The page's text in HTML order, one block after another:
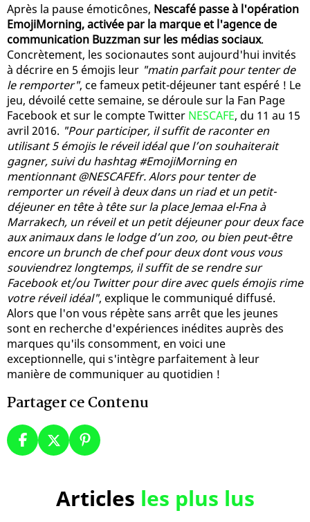
Après la pause émoticônes, Nescafé passe à l'opération
EmojiMorning, activée par la marque et l'agence de
communication Buzzman sur les médias sociaux.
Concrètement, les socionautes sont aujourd'hui invités
à décrire en 5 émojis leur "matin parfait pour tenter de
le remporter", ce fameux petit-déjeuner tant espéré ! Le
jeu, dévoilé cette semaine, se déroule sur la Fan Page
Facebook et sur le compte Twitter NESCAFE, du 11 au 15
avril 2016. "Pour participer, il suffit de raconter en
utilisant 5 émojis le réveil idéal que l’on souhaiterait
gagner, suivi du hashtag #EmojiMorning en
mentionnant @NESCAFEfr. Alors pour tenter de
remporter un réveil à deux dans un riad et un petit-
déjeuner en tête à tête sur la place Jemaa el-Fna à
Marrakech, un réveil et un petit déjeuner pour deux face
aux animaux dans le lodge d’un zoo, ou bien peut-être
encore un brunch de chef pour deux dont vous vous
souviendrez longtemps, il suffit de se rendre sur
Facebook et/ou Twitter pour dire avec quels émojis rime
votre réveil idéal", explique le communiqué diffusé.
Alors que l'on vous répète sans arrêt que les jeunes
sont en recherche d'expériences inédites auprès des
marques qu'ils consomment, en voici une
exceptionnelle, qui s'intègre parfaitement à leur
manière de communiquer au quotidien !
Partager ce Contenu
Articles les plus lus